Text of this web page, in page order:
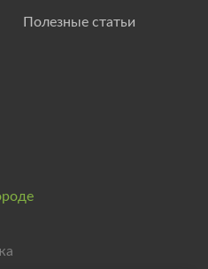
Полезные статьи